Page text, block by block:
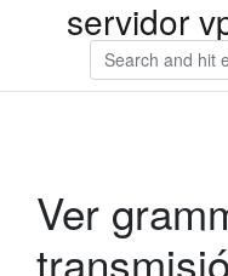
servidor
Ver